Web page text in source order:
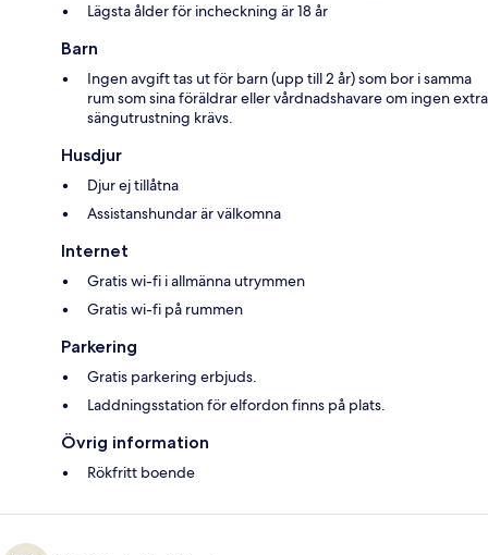
Lägsta ålder för incheckning är 18 år
Barn
Ingen avgift tas ut för barn (upp till 2 år) som bor i samma
rum som sina föräldrar eller vårdnadshavare om ingen extra
sängutrustning krävs.
Husdjur
Djur ej tillåtna
Assistanshundar är välkomna
Internet
Gratis wi-fi i allmänna utrymmen
Gratis wi-fi på rummen
Parkering
Gratis parkering erbjuds.
Laddningsstation för elfordon finns på plats.
Övrig information
Rökfritt boende